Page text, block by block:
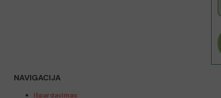
NAVIGACIJA
Išpardavimas